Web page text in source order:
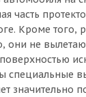
часть
Кроме того,
они не
значительно